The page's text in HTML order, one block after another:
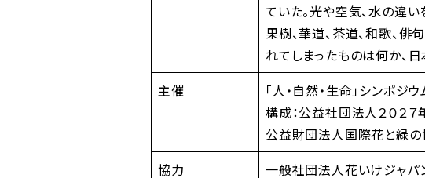
ていた。光や空気、水の違
果樹、華道、茶道、和歌、
れてしまったものは何か、
主催
「人・自然・生命」シンポジ
構成：公益社団法人２０２
公益財団法人国際花と緑
協力
一般社団法人花いけジャパ